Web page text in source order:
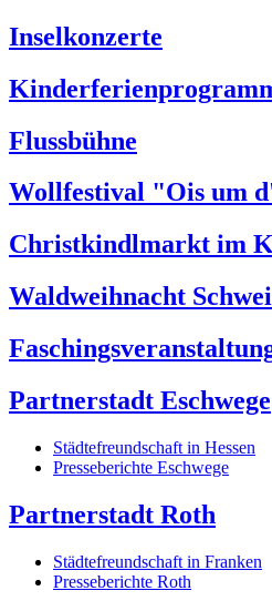
Inselkonzerte
Flussbühne
Wollfestival "Ois um
Christkindlmarkt im
Waldweihnacht
Partnerstadt Eschwege
Städtefreundschaft in Hessen
Presseberichte Eschwege
Partnerstadt Roth
Städtefreundschaft in Franken
Presseberichte Roth